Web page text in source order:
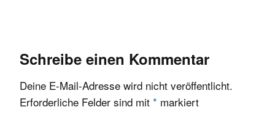
Schreibe einen Kommentar
Deine E-Mail-Adresse wird nicht veröffentlicht.
Erforderliche Felder sind mit * markiert